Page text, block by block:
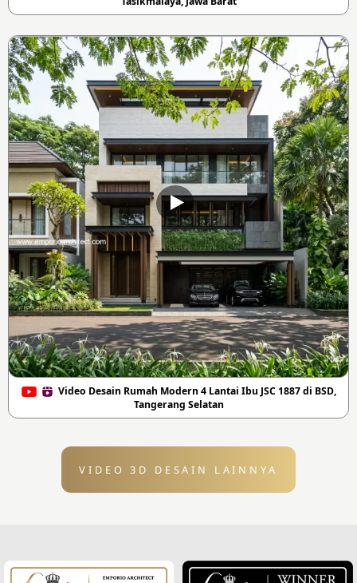
Video Desain Rumah Modern 4 Lantai Ibu JSC 1887 di BSD,
Tangerang Selatan
VIDEO 3D DESAIN LAINNYA